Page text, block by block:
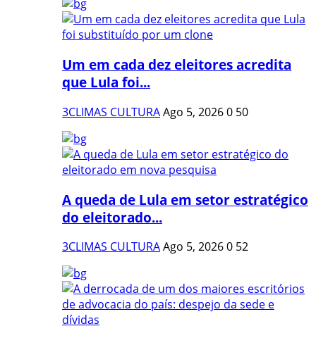
Um em cada dez eleitores acredita
que Lula foi...
3CLIMAS CULTURAAgo 5, 20260 50
A queda de Lula em setor estratégico
do eleitorado...
3CLIMAS CULTURAAgo 5, 20260 52